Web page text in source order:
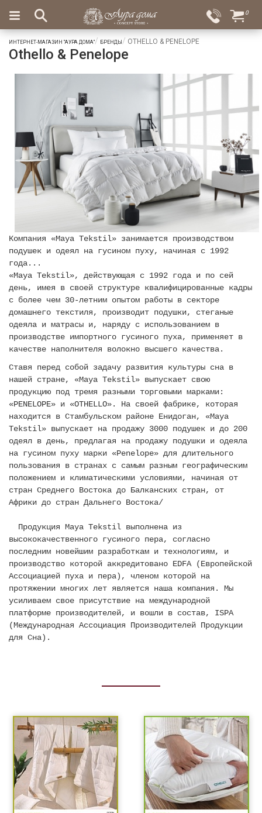
Вход
Избранное
×
Салоны
Доставка
Оплата
Подарки
Ароматы
Бар
и
хрусталь
Посуда
Столовые
приборы
Текстиль
Фарфор
Декор
Бренды
0
ИНТЕРНЕТ-МАГАЗИН "АУРА ДОМА" БРЕНДЫ OTHELLO & PENELOPE
Othello & Penelope
Компания «Maya Tekstil» занимается производством
подушек и одеял на гусином пуху, начиная с 1992
года...
«Maya Tekstil», действующая с 1992 года и по сей
день, имея в своей структуре квалифицированные кадры
с более чем 30-летним опытом работы в секторе
домашнего текстиля, производит подушки, стеганые
одеяла и матрасы и, наряду с использованием в
производстве импортного гусиного пуха, применяет в
качестве наполнителя волокно высшего качества.
Ставя перед собой задачу развития культуры сна в
нашей стране, «Maya Tekstil» выпускает свою
продукцию под тремя разными торговыми марками:
«PENELOPE» и «OTHELLO». На своей фабрике, которая
находится в Стамбульском районе Енидоган, «Maya
Tekstil» выпускает на продажу 3000 подушек и до 200
одеял в день, предлагая на продажу подушки и одеяла
на гусином пуху марки «Penelope» для длительного
пользования в странах с самым разным географическим
положением и климатическими условиями, начиная от
стран Среднего Востока до Балканских стран, от
Африки до стран Дальнего Востока/
Продукция Maya Tekstil выполнена из
высококачественного гусиного пера, согласно
последним новейшим разработкам и технологиям, и
производство которой аккредитовано EDFA (Европейской
Ассоциацией пуха и пера), членом которой на
протяжении многих лет является наша компания. Мы
усиливаем свое присутствие на международной
платформе производителей, и вошли в состав, ISPA
(Международная Ассоциация Производителей Продукции
для Сна).